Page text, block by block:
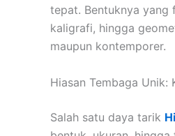
tepat. Bentuknya yang
kaligrafi, hingga
maupun kontemporer.
Hiasan Tembaga Unik:
Salah satu daya tarik